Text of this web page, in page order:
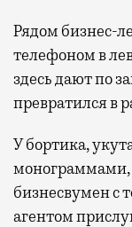
Рядом бизнес-
телефоном в
здесь дают по
превратился в
У бортика,
монограммами,
бизнесвумен с
агентом